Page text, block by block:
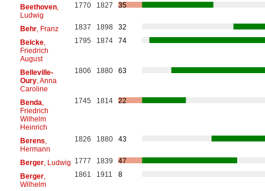
Beethoven,
Ludwig
1770 1827 35
Behr, Franz 1837 1898
32
Belcke,
Friedrich
August
1795 1874 74
Belleville-
Oury, Anna
Caroline
1806 1880 63
Benda
Friedrich
Wilhelm
Heinrich
1745 1814 22
Berens
Hermann
1826 1880 43
Berger, Ludwig 1777 1839
47
Berger,
Wilhelm
1861 1911 8